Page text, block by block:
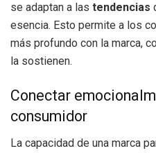
se adaptan a las tendencias
esencia. Esto permite a los
más profundo con la marca,
la sostienen.
Conectar
consumidor
La capacidad de una marca